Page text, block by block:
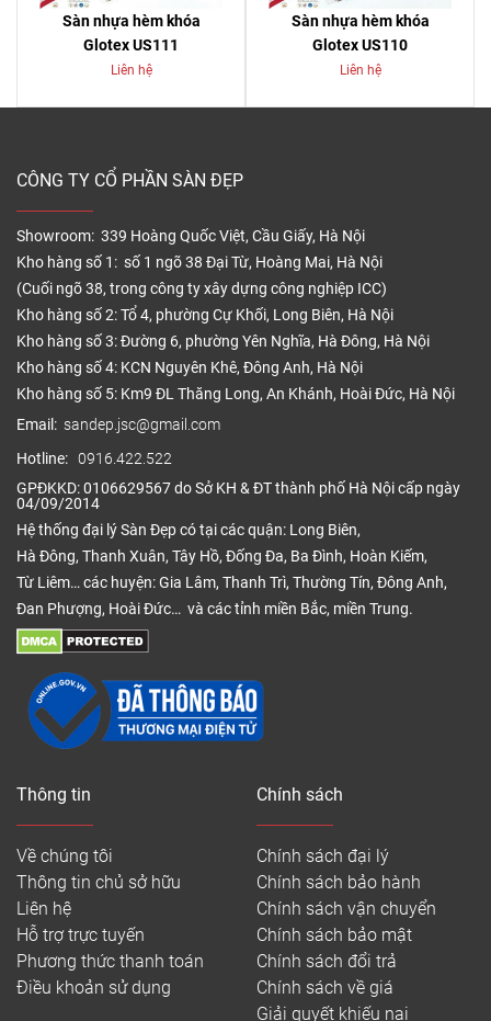
Sàn nhựa hèm khóa
Glotex US111
Liên hệ
Sàn nhựa hèm khóa
Glotex US110
Liên hệ
CÔNG TY CỔ PHẦN SÀN ĐẸP
Showroom: 339 Hoàng Quốc Việt, Cầu Giấy, Hà Nội
Kho hàng số 1: số 1 ngõ 38 Đại Từ, Hoàng Mai, Hà Nội
(Cuối ngõ 38, trong công ty xây dựng công nghiệp ICC)
Kho hàng số 2: Tổ 4, phường Cự Khối, Long Biên, Hà Nội
Kho hàng số 3: Đường 6, phường Yên Nghĩa, Hà Đông, Hà Nội
Kho hàng số 4: KCN Nguyên Khê, Đông Anh, Hà Nội
Kho hàng số 5: Km9 ĐL Thăng Long, An Khánh, Hoài Đức, Hà Nội
Email: sandep.jsc@gmail.com
Hotline: 0916.422.522
GPĐKKD: 0106629567 do Sở KH & ĐT thành phố Hà Nội cấp ngày
04/09/2014
Hệ thống đại lý Sàn Đẹp có tại các quận: Long Biên,
Hà Đông, Thanh Xuân, Tây Hồ, Đống Đa, Ba Đình, Hoàn Kiếm,
Từ Liêm… các huyện: Gia Lâm, Thanh Trì, Thường Tín, Đông Anh,
Đan Phượng, Hoài Đức… và các tỉnh miền Bắc, miền Trung.
Thông tin
Về chúng tôi
Thông tin chủ sở hữu
Liên hệ
Hỗ trợ trực tuyến
Phương thức thanh toán
Điều khoản sử dụng
Chính sách
Chính sách đại lý
Chính sách bảo hành
Chính sách vận chuyển
Chính sách bảo mật
Chính sách đổi trả
Chính sách về giá
Giải quyết khiếu nại